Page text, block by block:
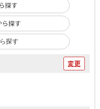
探す
探す
探す
変更